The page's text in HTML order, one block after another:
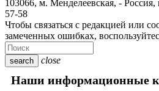
103066, м. Менделеевская, - Россия,
57-58
Чтобы связаться с редакцией или
замеченных ошибках,
search close
Наши информационные